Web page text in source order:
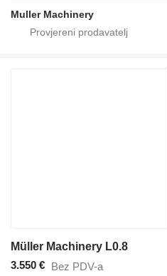
Muller Machinery
Müller Machinery L0.8
3.550 € Bez PDV-a